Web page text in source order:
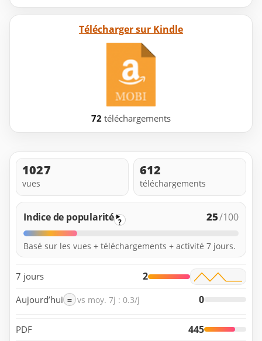
Télécharger sur Kindle
72 téléchargements
1027
vues
612
téléchargements
Indice de popularité ? 25/100
Basé sur les vues + téléchargements + activité 7 jours.
7 jours 2
Aujourd’hui = vs moy. 7j : 0.3/j 0
PDF 445